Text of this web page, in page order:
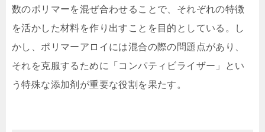
数のポリマーを混ぜ合わせることで、それぞれの特徴
を活かした材料を作り出すことを目的としている。し
かし、ポリマーアロイには混合の際の問題点があり、
それを克服するために「コンパティビライザー」とい
う特殊な添加剤が重要な役割を果たす。